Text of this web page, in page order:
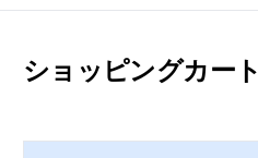
ショッピングカート